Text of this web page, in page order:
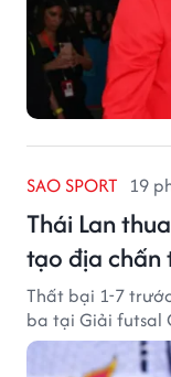
SAO SPORT 19
Thái Lan
tạo địa chấn
Thất bại 1-7
ba tại Giải futsal